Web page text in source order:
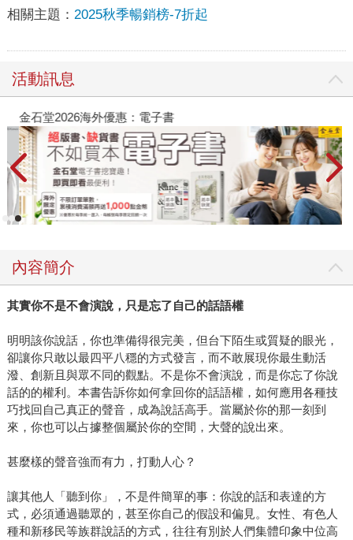
相關主題： 2025秋季暢銷榜-7折起
活動訊息
金石堂2026海外優惠：電子書
內容簡介
其實你不是不會演說，只是忘了自己的話語權
明明該你說話，你也準備得很完美，但台下陌生或質疑的眼光，
卻讓你只敢以最四平八穩的方式發言，而不敢展現你最生動活
潑、創新且與眾不同的觀點。不是你不會演說，而是你忘了你說
話的的權利。本書告訴你如何拿回你的話語權，如何應用各種技
巧找回自己真正的聲音，成為說話高手。當屬於你的那一刻到
來，你也可以占據整個屬於你的空間，大聲的說出來。
甚麼樣的聲音強而有力，打動人心？
讓其他人「聽到你」，不是件簡單的事：你說的話和表達的方
式，必須通過聽眾的，甚至你自己的假設和偏見。女性、有色人
種和新移民等族群說話的方式，往往有別於人們集體印象中位高